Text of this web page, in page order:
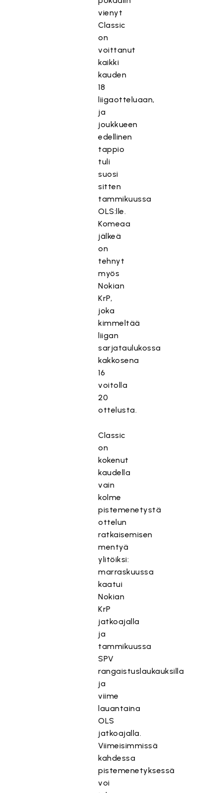
vienyt
Classic
on
voittanut
kaikki
kauden
18
liigaotteluaan,
ja
joukkueen
edellinen
tappio
tuli
suosi
sitten
tammikuussa
OLS:lle.
Komeaa
jälkeä
on
tehnyt
myös
Nokian
KrP,
joka
kimmeltää
liigan
sarjataulukossa
kakkosena
16
voitolla
20
ottelusta.
Classic
on
kokenut
kaudella
vain
kolme
pistemenetystä
ottelun
ratkaisemisen
mentyä
ylitöiksi:
marraskuussa
kaatui
Nokian
KrP
jatkoajalla
ja
tammikuussa
SPV
rangaistuslaukauksilla
ja
viime
lauantaina
OLS
jatkoajalla.
Viimeisimmissä
kahdessa
pistemenetyksessä
voi